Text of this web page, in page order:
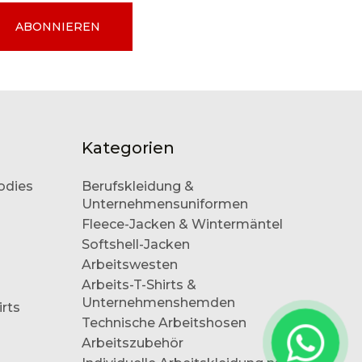
ABONNIEREN
Kategorien
Berufskleidung &
Unternehmensuniformen
Fleece-Jacken & Wintermäntel
Softshell-Jacken
Arbeitswesten
Arbeits-T-Shirts &
Unternehmenshemden
Technische Arbeitshosen
Arbeitszubehör